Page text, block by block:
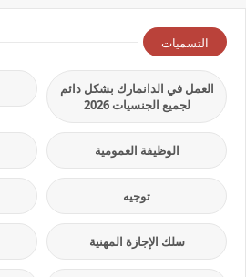
التسميات
العمل في الدانمارك بشكل دائم
لجميع الجنسيات 2026
الوظيفة العمومية
توجيه
سلك الإجازة المهنية